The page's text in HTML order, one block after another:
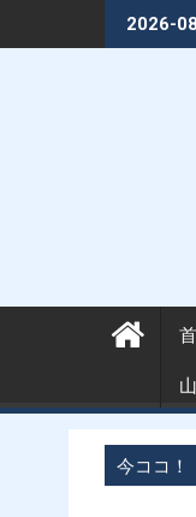
to
2026-
ルFacebookページが
今ココ！